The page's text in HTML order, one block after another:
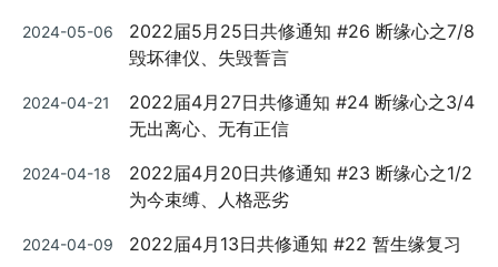
Posted
2024-05-06
2022届5月25日共修通知 #26 断缘心之7/8
毁坏律仪、失毁誓言
Posted
2024-04-21
2022届4月27日共修通知 #24 断缘心之3/4
无出离心、无有正信
Posted
2024-04-18
2022届4月20日共修通知 #23 断缘心之1/2
为今束缚、人格恶劣
Posted
2024-04-09 2022届4月13日共修通知 #22 暂生缘复习